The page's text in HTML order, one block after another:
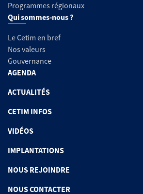
Programmes régionaux
Qui sommes-nous ?
Le Cetim en bref
Nos valeurs
Gouvernance
AGENDA
ACTUALITÉS
CETIM INFOS
VIDÉOS
IMPLANTATIONS
NOUS REJOINDRE
NOUS CONTACTER